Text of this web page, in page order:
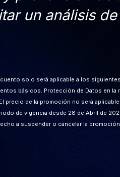
un análisis
solo será aplicable a los
básicos. Protección de Datos en la
precio de la promoción no será
de vigencia desde 28 de Abril de
a suspender o cancelar la